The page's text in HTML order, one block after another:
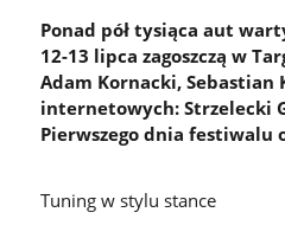
Ponad pół tysiąca aut
12-13 lipca zagoszczą w
Adam Kornacki, Sebastian
internetowych: Strzelecki
Pierwszego dnia festiwalu
Tuning w stylu stance